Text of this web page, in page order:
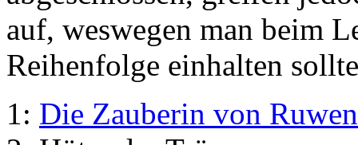
auf, weswegen man beim
Reihenfolge einhalten
1: Die Zauberin von